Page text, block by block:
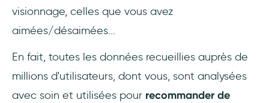
visionnage, celles que vous avez
aimées/désaimées...
En fait, toutes les données recueillies auprès de
millions d'utilisateurs, dont vous, sont analysées
avec soin et utilisées pour recommander de